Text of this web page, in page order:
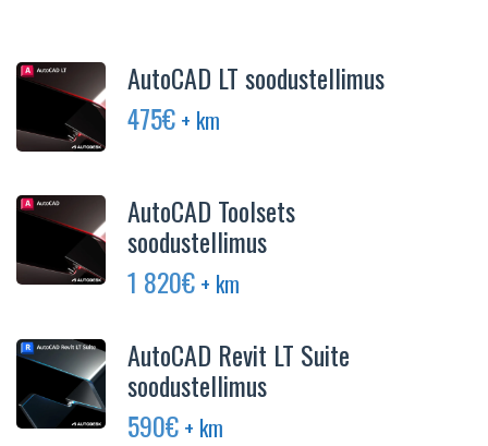
AutoCAD LT soodustellimus
475€ + km
AutoCAD Toolsets
soodustellimus
1 820€ + km
AutoCAD Revit LT Suite
soodustellimus
590€ + km